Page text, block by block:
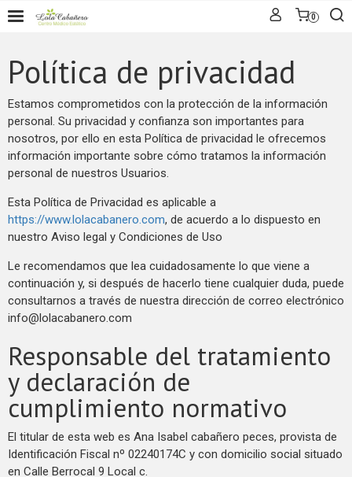
0
Política de privacidad
Estamos comprometidos con la protección de la información
personal. Su privacidad y confianza son importantes para
nosotros, por ello en esta Política de privacidad le ofrecemos
información importante sobre cómo tratamos la información
personal de nuestros Usuarios.
Esta Política de Privacidad es aplicable a
https://www.lolacabanero.com, de acuerdo a lo dispuesto en
nuestro Aviso legal y Condiciones de Uso
Le recomendamos que lea cuidadosamente lo que viene a
continuación y, si después de hacerlo tiene cualquier duda, puede
consultarnos a través de nuestra dirección de correo electrónico
info@lolacabanero.com
Responsable del tratamiento
y declaración de
cumplimiento normativo
El titular de esta web es Ana Isabel cabañero peces, provista de
Identificación Fiscal nº 02240174C y con domicilio social situado
en Calle Berrocal 9 Local c.